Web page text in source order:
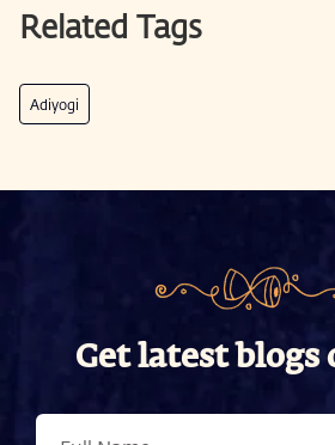
Related Tags
Adiyogi
Get latest blogs